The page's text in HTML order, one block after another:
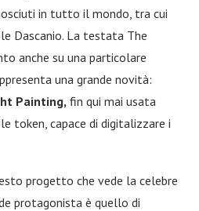
in tutto il mondo, tra cui
Dascanio. La testata The
anche su una particolare
una grande novità:
Painting, fin qui mai usata
token, capace di digitalizzare i
progetto che vede la celebre
protagonista è quello di